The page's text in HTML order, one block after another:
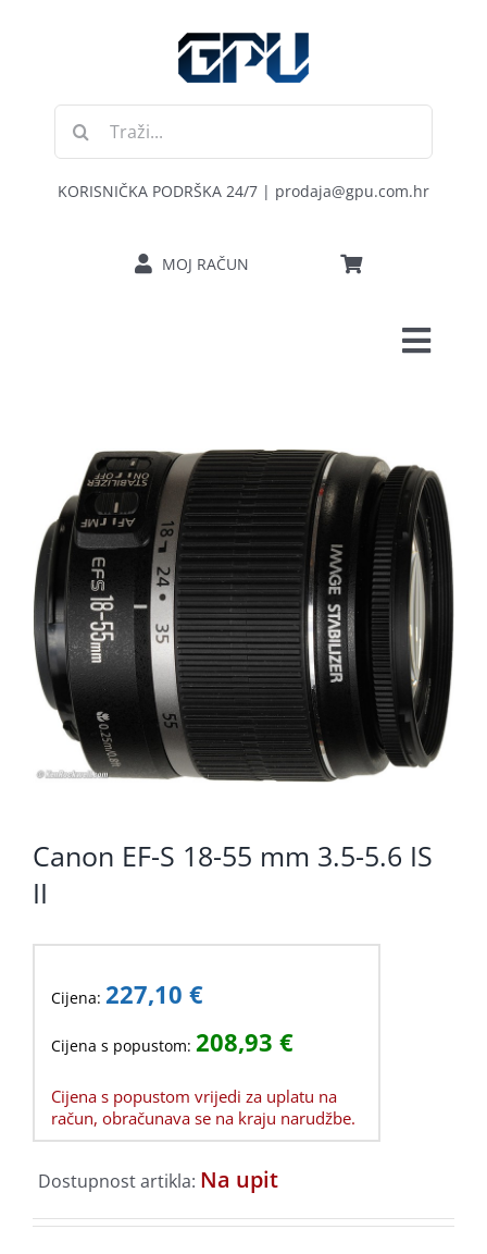
Traži...
KORISNIČKA PODRŠKA 24/7 | prodaja@gpu.com.hr
MOJ RAČUN
KOMPONENTE
PERIFERIJA
KABELI I KONEKTORI
MREŽNA OPREMA
PRINTERI
POTROŠNI
OSTALO
Canon EF-S 18-55 mm 3.5-5.6 IS
II
Cijena: 227,10 €
Cijena s popustom: 208,93 €
Cijena s popustom vrijedi za uplatu na
račun, obračunava se na kraju narudžbe.
Dostupnost artikla: Na upit